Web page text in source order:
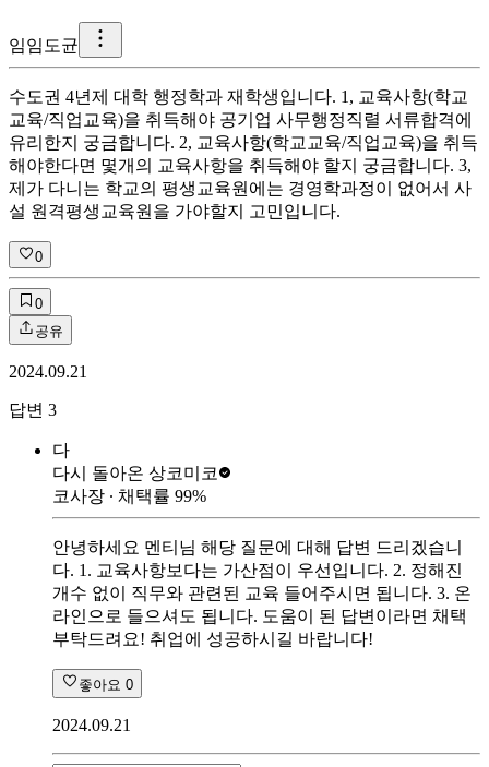
임임도균
수도권 4년제 대학 행정학과 재학생입니다. 1, 교육사항(학교
교육/직업교육)을 취득해야 공기업 사무행정직렬 서류합격에
유리한지 궁금합니다. 2, 교육사항(학교교육/직업교육)을 취득
해야한다면 몇개의 교육사항을 취득해야 할지 궁금합니다. 3,
제가 다니는 학교의 평생교육원에는 경영학과정이 없어서 사
설 원격평생교육원을 가야할지 고민입니다.
0
0
공유
2024.09.21
답변 3
다
다시 돌아온 상코미코
코사장 ∙ 채택률 99%
안녕하세요 멘티님 해당 질문에 대해 답변 드리겠습니
다. 1. 교육사항보다는 가산점이 우선입니다. 2. 정해진
개수 없이 직무와 관련된 교육 들어주시면 됩니다. 3. 온
라인으로 들으셔도 됩니다. 도움이 된 답변이라면 채택
부탁드려요! 취업에 성공하시길 바랍니다!
좋아요 0
2024.09.21